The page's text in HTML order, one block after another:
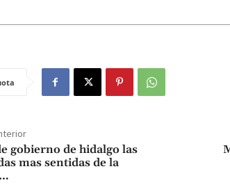
gobierno de hidalgo las
mas sentidas de la